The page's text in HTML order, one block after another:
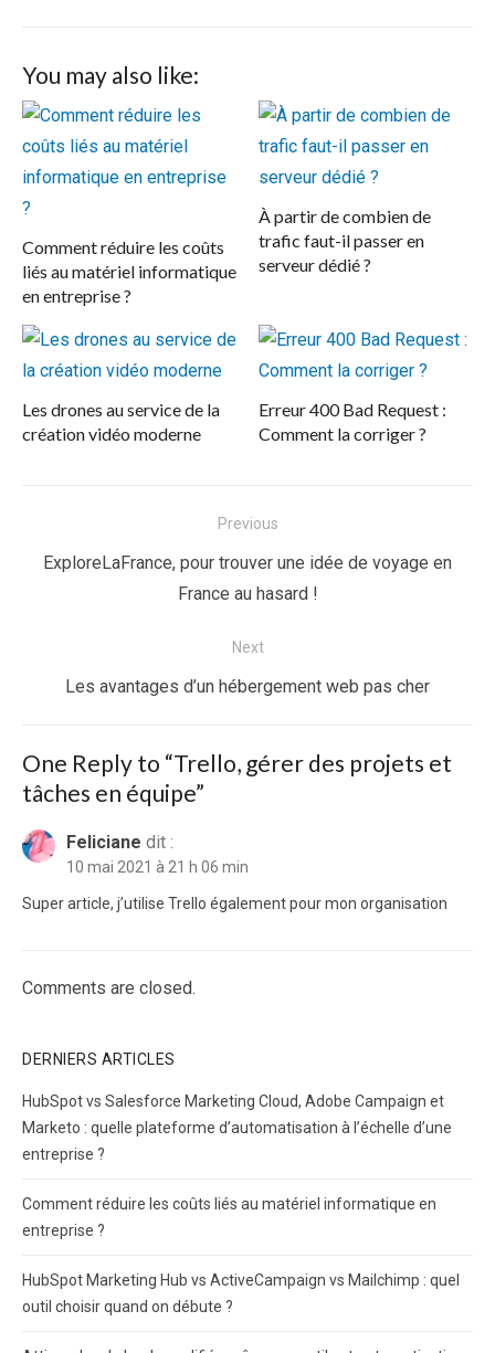
You may also like:
Comment réduire les coûts
liés au matériel informatique
en entreprise ?
À partir de combien de
trafic faut-il passer en
serveur dédié ?
Les drones au service de la
création vidéo moderne
Erreur 400 Bad Request :
Comment la corriger ?
de
Previous
Previous
ExploreLaFrance, pour trouver une idée de voyage en
France au hasard !
Next
Next
Les avantages d’un hébergement web pas cher
One Reply to “Trello, gérer des projets et
tâches en équipe”
Feliciane dit :
10 mai 2021 à 21 h 06 min
Super article, j’utilise Trello également pour mon organisation
Comments are closed.
DERNIERS ARTICLES
HubSpot vs Salesforce Marketing Cloud, Adobe Campaign et
Marketo : quelle plateforme d’automatisation à l’échelle d’une
entreprise ?
Comment réduire les coûts liés au matériel informatique en
entreprise ?
HubSpot Marketing Hub vs ActiveCampaign vs Mailchimp : quel
outil choisir quand on débute ?